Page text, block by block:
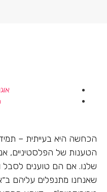
הכחשה היא בעייתית –
הטענות של הפלסטיניים,
שלנו. אם הם טוענים לסבל
שאנחנו מתנפלים עליהם